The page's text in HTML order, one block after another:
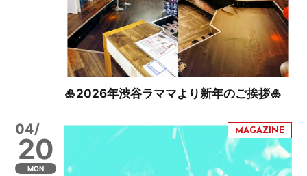
🎍2026年渋谷ラママより新年のご挨拶🎍
04/
20
MON